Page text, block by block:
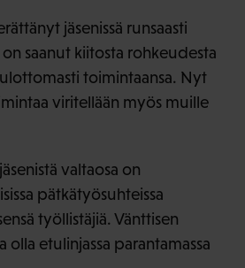
jäsenissä runsaasti
saanut kiitosta rohkeudesta
toimintaansa. Nyt
viritellään myös muille
valtaosa on
pätkätyösuhteissa
työllistäjiä. Vänttisen
olla etulinjassa parantamassa